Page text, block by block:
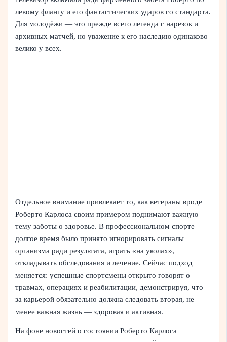
левому флангу и его фантастических ударов со стандарта.
Для молодёжи — это прежде всего легенда с нарезок и
архивных матчей, но уважение к его наследию одинаково
велико у всех.
Отдельное внимание привлекает то, как ветераны вроде
Роберто Карлоса своим примером поднимают важную
тему заботы о здоровье. В профессиональном спорте
долгое время было принято игнорировать сигналы
организма ради результата, играть «на уколах»,
откладывать обследования и лечение. Сейчас подход
меняется: успешные спортсмены открыто говорят о
травмах, операциях и реабилитации, демонстрируя, что
за карьерой обязательно должна следовать вторая, не
менее важная жизнь — здоровая и активная.
На фоне новостей о состоянии Роберто Карлоса